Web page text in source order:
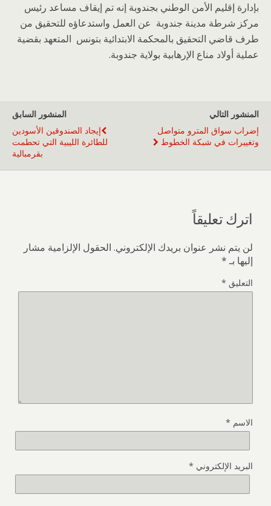
بإدارة إقليم الأمن الوطني بجندوبة إنه تم إيقاف مساعد رئيس
مركز شرطة مدينة جندوبة عن العمل واستدعاؤه للتحقيق من
طرف قاضي التحقيق بالمحكمة الابتدائية بتونس المتعهد بقضية
عملية أولاد مناع الإرهابية بولاية جندوبة.
المنشور السابق
إيجاد الصندوقين الأسودين
للطائرة الليبية التي تحطمت
بقرمبالية
المنشور التالي
إضراب سواق المترو متواصل
وتغييرات في شبكة الخطوط
اترك تعليقاً
لن يتم نشر عنوان بريدك الإلكتروني. الحقول الإلزامية مشار
إليها بـ*
التعليق *
الاسم *
البريد الإلكتروني *